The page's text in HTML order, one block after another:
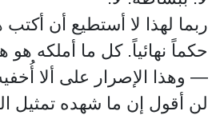
ربما لهذا لا أستطيع أن
حكماً نهائياً. كل ما أملكه هو
— وهذا الإصرار على ألا
لن أقول إن ما شهده تمثيل